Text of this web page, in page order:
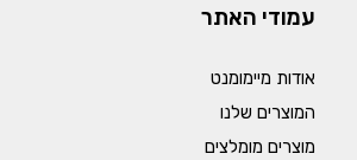
עמודי האתר
אודות מיימומנט
המוצרים שלנו
מוצרים מומלצים